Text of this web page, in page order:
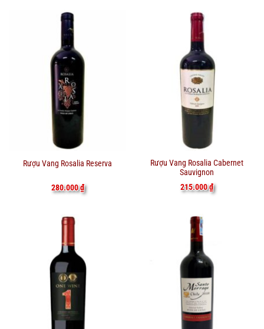
Rượu Vang Rosalia Reserva
280.000₫
Rượu Vang Rosalia Cabernet
Sauvignon
215.000₫